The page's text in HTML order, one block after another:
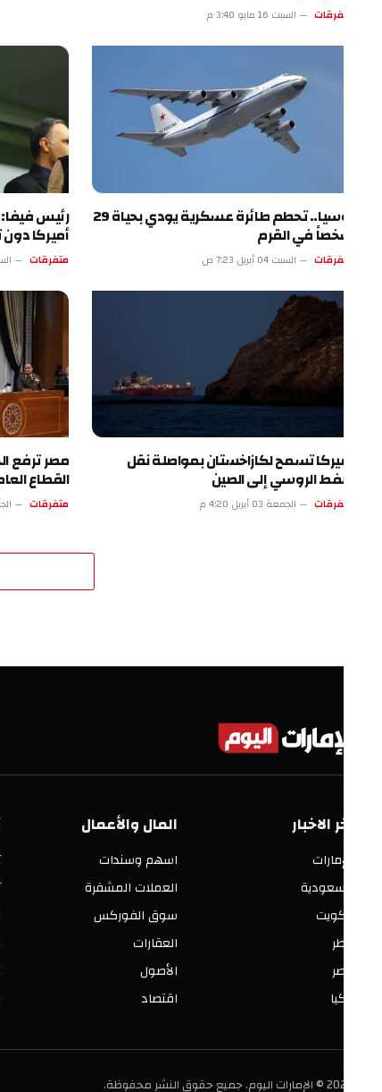
السبت 16 مايو 3:40 م
روسيا.. تحطم طائرة عسكرية يودي بحياة 29
في القرم
السبت 04 أبريل 7:23 ص
رئيس فيفا:
أميركا دون تغيير
السبت 04 أبريل 2:22 ص
تسمح لكازاخستان بمواصلة نقل
الروسي إلى الصين
الجمعة 03 أبريل 4:20 م
مصر ترفع الحد
القطاع العام
الجمعة 03 أبريل 11:19 ص
الاخبار المال والأعمال
اسهم وسندات
العملات المشفرة
سوق الفوركس
العقارات
اخبار
صحة